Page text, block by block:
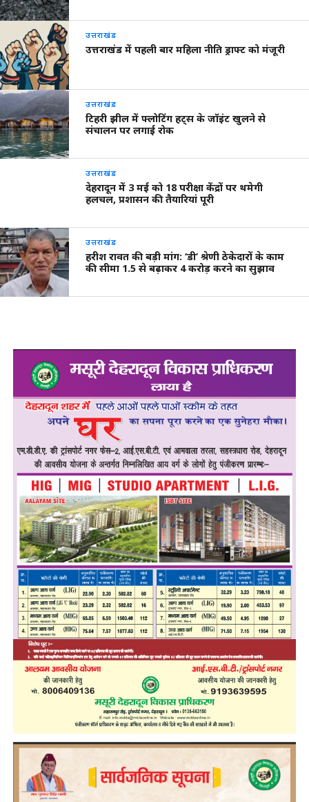
उत्तराखंड
उत्तराखंड में पहली बार महिला नीति ड्राफ्ट को मंजूरी
उत्तराखंड
टिहरी झील में फ्लोटिंग हट्स के जॉइंट खुलने से
संचालन पर लगाई रोक
उत्तराखंड
देहरादून में 3 मई को 18 परीक्षा केंद्रों पर थमेगी
हलचल, प्रशासन की तैयारियां पूरी
उत्तराखंड
हरीश रावत की बड़ी मांग: ‘डी’ श्रेणी ठेकेदारों के काम
की सीमा 1.5 से बढ़ाकर 4 करोड़ करने का सुझाव